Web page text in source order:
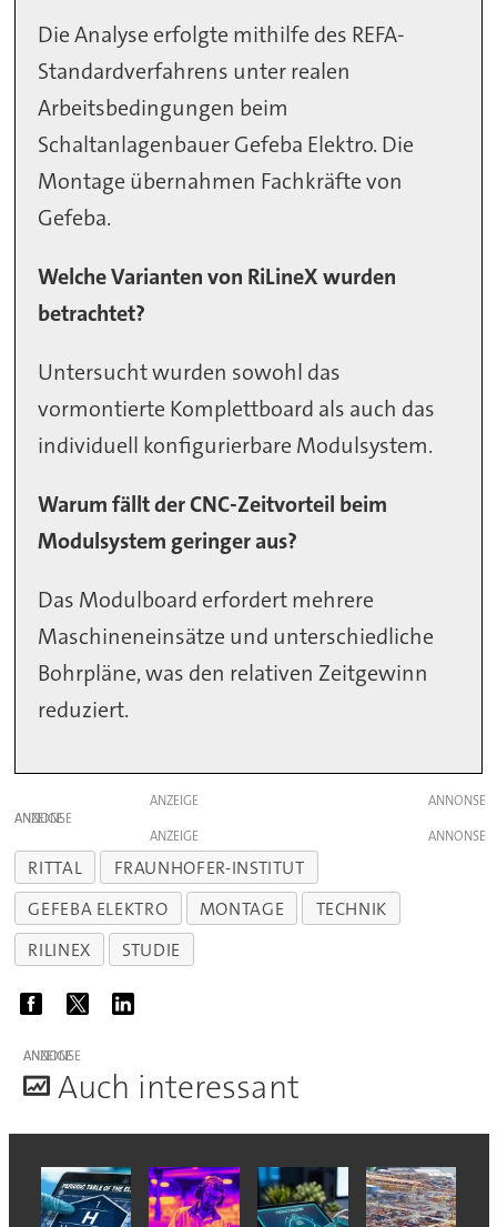
Die Analyse erfolgte mithilfe des REFA-
Standardverfahrens unter realen
Arbeitsbedingungen beim
Schaltanlagenbauer Gefeba Elektro. Die
Montage übernahmen Fachkräfte von
Gefeba.
Welche Varianten von RiLineX wurden
betrachtet?
Untersucht wurden sowohl das
vormontierte Komplettboard als auch das
individuell konfigurierbare Modulsystem.
Warum fällt der CNC-Zeitvorteil beim
Modulsystem geringer aus?
Das Modulboard erfordert mehrere
Maschineneinsätze und unterschiedliche
Bohrpläne, was den relativen Zeitgewinn
reduziert.
ANZEIGE
ANZEIGE
ANZEIGE
RITTAL
FRAUNHOFER-INSTITUT
GEFEBA ELEKTRO
MONTAGE
TECHNIK
RILINEX
STUDIE
ANZEIGE
Auch interessant